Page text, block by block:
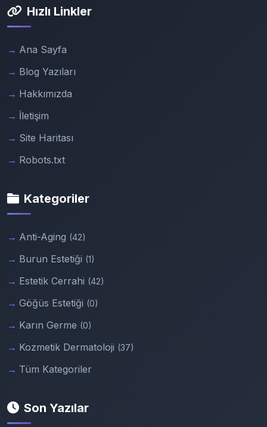
Hızlı Linkler
Ana Sayfa
Blog Yazıları
Hakkımızda
İletişim
Site Haritası
Robots.txt
Kategoriler
Anti-Aging (42)
Burun Estetiği (1)
Estetik Cerrahi (42)
Göğüs Estetiği (0)
Karın Germe (0)
Kozmetik Dermatoloji (37)
Tüm Kategoriler
Son Yazılar